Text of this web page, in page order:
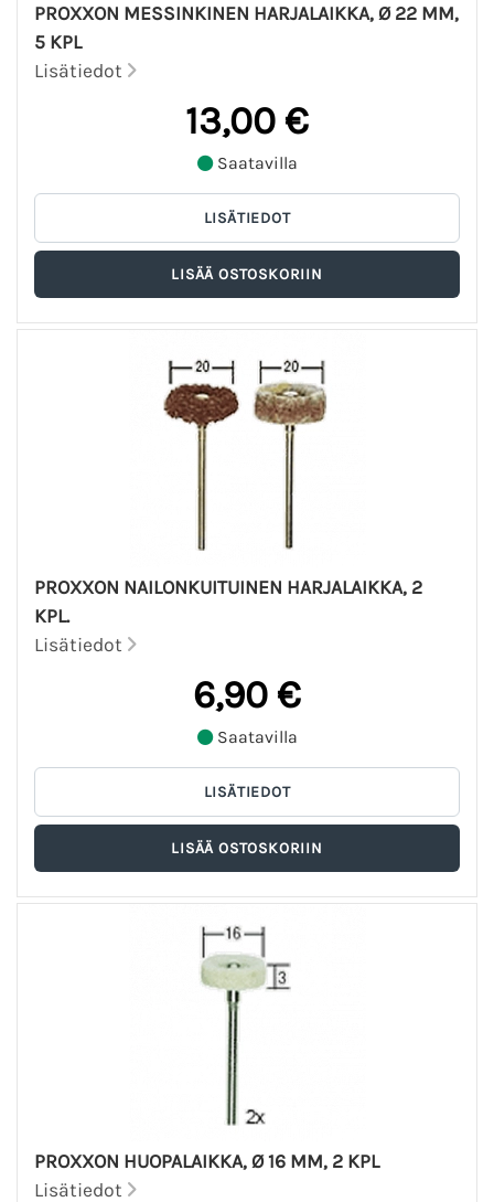
PROXXON MESSINKINEN HARJALAIKKA, Ø 22 MM,
5 KPL
Lisätiedot
13,00 €
Saatavilla
PROXXON NAILONKUITUINEN HARJALAIKKA, 2
KPL.
Lisätiedot
6,90 €
Saatavilla
PROXXON HUOPALAIKKA, Ø 16 MM, 2 KPL
Lisätiedot